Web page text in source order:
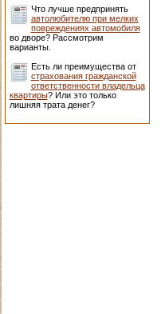
Что лучше предпринять
автолюбителю при мелких
повреждениях автомобиля
во дворе? Рассмотрим
варианты.
Есть ли преимущества от
страхования гражданской
ответственности владельца
квартиры? Или это только
лишняя трата денег?